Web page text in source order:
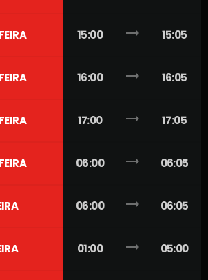
15:00 trending_flat 15:05
16:00 trending_flat 16:05
17:00 trending_flat 17:05
06:00 trending_flat 06:05
06:00 trending_flat 06:05
01:00 trending_flat 05:00